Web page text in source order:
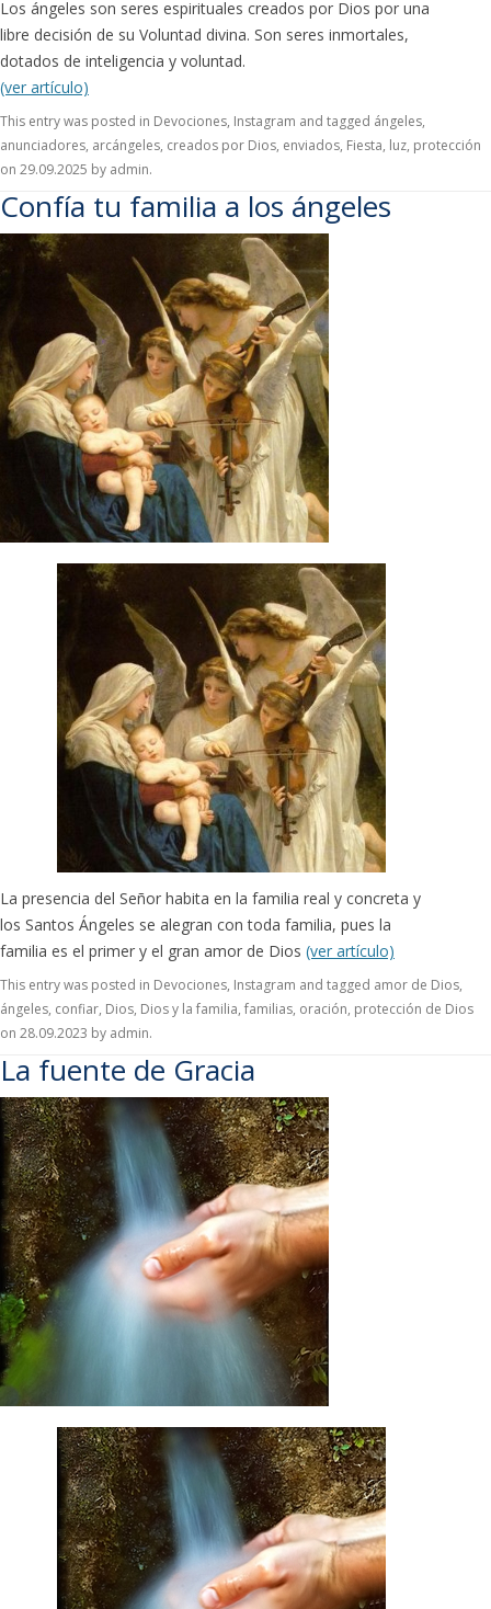
Los ángeles son seres espirituales creados por Dios por una
libre decisión de su Voluntad divina. Son seres inmortales,
dotados de inteligencia y voluntad.
(ver artículo)
This entry was posted in Devociones, Instagram and tagged ángeles,
anunciadores, arcángeles, creados por Dios, enviados, Fiesta, luz, protección
on 29.09.2025 by admin.
Confía tu familia a los ángeles
La presencia del Señor habita en la familia real y concreta y
los Santos Ángeles se alegran con toda familia, pues la
familia es el primer y el gran amor de Dios (ver artículo)
This entry was posted in Devociones, Instagram and tagged amor de Dios,
ángeles, confiar, Dios, Dios y la familia, familias, oración, protección de Dios
on 28.09.2023 by admin.
La fuente de Gracia